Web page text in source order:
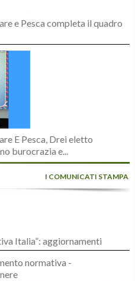
e Pesca completa il quadro
E Pesca, Drei eletto
burocrazia e...
I COMUNICATI STAMPA
Italia”: aggiornamenti
normativa -